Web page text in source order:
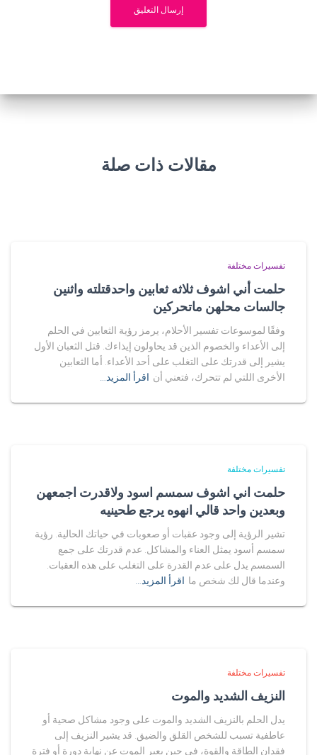
مقالات ذات صلة
تفسيرات مختلفة
حلمت أني اشوف ثلاثه ثعابين واحدقتلته واثنين
جالسات محلهن ماتحركين
وفقًا لموسوعات تفسير الأحلام، يرمز رؤية الثعابين في الحلم
إلى الأعداء والخصوم الذين قد يحاولون إيذاءك. قتل الثعبان الأول
يشير إلى قدرتك على التغلب على أحد الأعداء. أما الثعابين
الأخرى اللتي لم تتحرك، فتعني أن اقرأ المزيد…
تفسيرات مختلفة
حلمت اني اشوف سمسم اسود ولاقدرت اجمعهن
وبعدين واحد قالي انهوه يرجع طحينيه
تشير الرؤية إلى وجود عقبات أو صعوبات في حياتك الحالية. رؤية
سمسم أسود يمثل العناء والمشاكل. عدم قدرتك على جمع
السمسم يدل على عدم القدرة على التغلب على هذه العقبات.
وعندما قال لك شخص ما اقرأ المزيد…
تفسيرات مختلفة
النزيف الشديد والموت
يدل الحلم بالنزيف الشديد والموت على وجود مشاكل صحية أو
عاطفية تسبب للشخص القلق والضيق. قد يشير النزيف إلى
فقدان الطاقة والقوة، في حين يعبر الموت عن نهاية دورة أو فترة